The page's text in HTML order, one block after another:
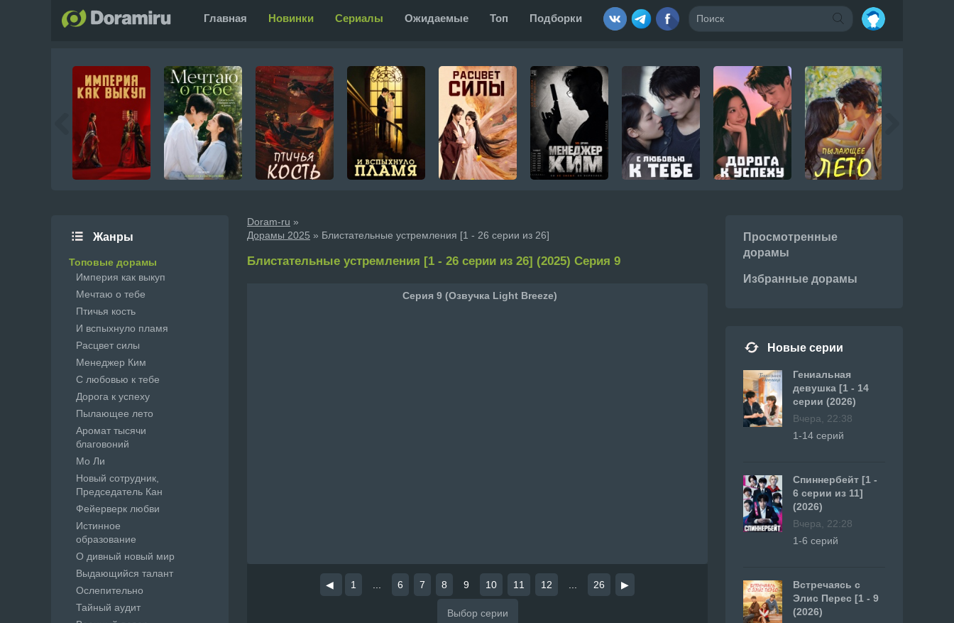
Главная Новинки Сериалы Ожидаемые Топ Подборки
Doram-ru »
Дорамы 2025 » Блистательные устремления [1 - 26 серии из 26]
Блистательные устремления [1 - 26 серии из 26] (2025) Серия 9
Серия 9 (Озвучка Light Breeze)
◀ 1 6 7 8 9 10 11 12 26 ▶
Жанры
Топовые дорамы
Империя как выкуп
Мечтаю о тебе
Птичья кость
И вспыхнуло пламя
Расцвет силы
Менеджер Ким
С любовью к тебе
Дорога к успеху
Пылающее лето
Аромат тысячи
благовоний
Мо Ли
Новый сотрудник,
Председатель Кан
Фейерверк любви
Истинное
образование
О дивный новый мир
Выдающийся талант
Ослепительно
Тайный аудит
Просмотренные
дорамы
Избранные дорамы
Новые серии
Гениальная
девушка [1 - 14
серии (2026)
Вчера, 22:38
1-14 серий
Спиннербейт [1 -
6 серии из 11]
(2026)
Вчера, 22:28
1-6 серий
Встречаясь с
Элис Перес [1 - 9
(2026)